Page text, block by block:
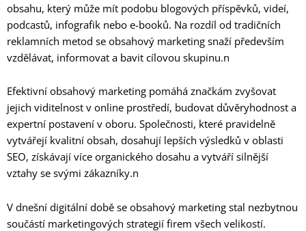
obsahu, který může mít podobu blogových příspěvků, videí,
podcastů, infografik nebo e-booků. Na rozdíl od tradičních
reklamních metod se obsahový marketing snaží především
vzdělávat, informovat a bavit cílovou skupinu.n
Efektivní obsahový marketing pomáhá značkám zvyšovat
jejich viditelnost v online prostředí, budovat důvěryhodnost a
expertní postavení v oboru. Společnosti, které pravidelně
vytvářejí kvalitní obsah, dosahují lepších výsledků v oblasti
SEO, získávají více organického dosahu a vytváří silnější
vztahy se svými zákazníky.n
V dnešní digitální době se obsahový marketing stal nezbytnou
součástí marketingových strategií firem všech velikostí.